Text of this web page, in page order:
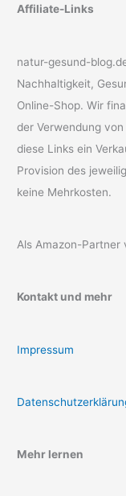
Affiliate-Links
natur-gesund-
Nachhaltigkeit,
Online-Shop. Wir
der Verwendung
diese Links ein
Provision des
keine Mehrkosten.
Als Amazon-Partner
Kontakt und mehr
Impressum
Mehr lernen